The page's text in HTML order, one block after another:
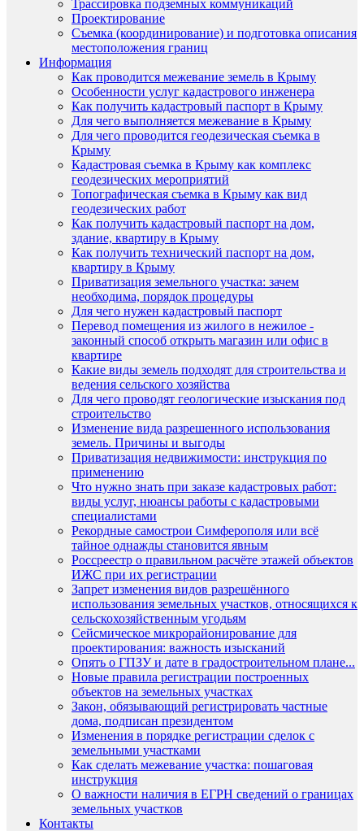
Трассировка подземных коммуникаций
Проектирование
Съемка (координирование) и подготовка описания
местоположения границ
Информация
Как проводится межевание земель в Крыму
Особенности услуг кадастрового инженера
Как получить кадастровый паспорт в Крыму
Для чего выполняется межевание в Крыму
Для чего проводится геодезическая съемка в
Крыму
Кадастровая съемка в Крыму как комплекс
геодезических мероприятий
Топографическая съемка в Крыму как вид
геодезических работ
Как получить кадастровый паспорт на дом,
здание, квартиру в Крыму
Как получить технический паспорт на дом,
квартиру в Крыму
Приватизация земельного участка: зачем
необходима, порядок процедуры
Для чего нужен кадастровый паспорт
Перевод помещения из жилого в нежилое -
законный способ открыть магазин или офис в
квартире
Какие виды земель подходят для строительства и
ведения сельского хозяйства
Для чего проводят геологические изыскания под
строительство
Изменение вида разрешенного использования
земель. Причины и выгоды
Приватизация недвижимости: инструкция по
применению
Что нужно знать при заказе кадастровых работ:
виды услуг, нюансы работы с кадастровыми
специалистами
Рекордные самострои Симферополя или всё
тайное однажды становится явным
Россреестр о правильном расчёте этажей объектов
ИЖС при их регистрации
Запрет изменения видов разрешённого
использования земельных участков, относящихся к
сельскохозяйственным угодьям
Сейсмическое микрорайонирование для
проектирования: важность изысканий
Опять о ГПЗУ и дате в градостроительном плане...
Новые правила регистрации построенных
объектов на земельных участках
Закон, обязывающий регистрировать частные
дома, подписан президентом
Изменения в порядке регистрации сделок с
земельными участками
Как сделать межевание участка: пошаговая
инструкция
О важности наличия в ЕГРН сведений о границах
земельных участков
Контакты